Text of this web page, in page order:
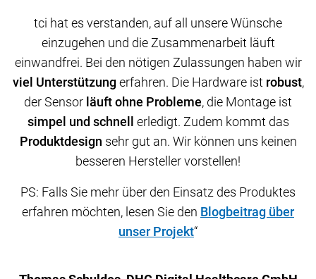
tci hat es verstanden, auf all unsere Wünsche
einzugehen und die Zusammenarbeit läuft
einwandfrei. Bei den nötigen Zulassungen haben wir
viel Unterstützungerfahren. Die Hardware ist robust,
der Sensor läuft ohne Probleme, die Montage ist
simpel und schnell erledigt. Zudem kommt das
Produktdesign sehr gut an. Wir können uns keinen
besseren Hersteller vorstellen!
PS: Falls Sie mehr über den Einsatz des Produktes
erfahren möchten, lesen Sie den Blogbeitrag über
unser Projekt“
tci hat es verstanden, auf all unsere Wünsche
einzugehen und die Zusammenarbeit läuft
einwandfrei. Bei den nötigen Zulassungen haben wir
viel Unterstützungerfahren. Die Hardware ist robust,
der Sensor läuft ohne Probleme, die Montage ist
simpel und schnell erledigt. Zudem kommt das
Produktdesign sehr gut an. Wir können uns keinen
besseren Hersteller vorstellen!
PS: Falls Sie mehr über den Einsatz des Produktes
erfahren möchten, lesen Sie den Blogbeitrag über
unser Projekt“
tci hat es verstanden, auf all unsere Wünsche
einzugehen und die Zusammenarbeit läuft
einwandfrei. Bei den nötigen Zulassungen haben wir
viel Unterstützungerfahren. Die Hardware ist robust,
der Sensor läuft ohne Probleme, die Montage ist
simpel und schnell erledigt. Zudem kommt das
Produktdesign sehr gut an. Wir können uns keinen
besseren Hersteller vorstellen!
PS: Falls Sie mehr über den Einsatz des Produktes
erfahren möchten, lesen Sie den Blogbeitrag über
unser Projekt“